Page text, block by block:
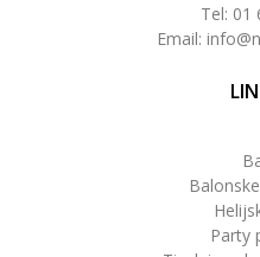
Tel: 01
Email:
Party